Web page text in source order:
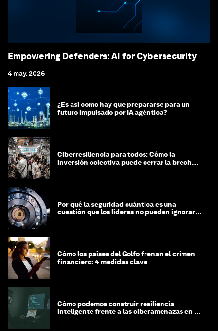
Empowering Defenders: AI for Cybersecurity
4 may. 2026
¿Es así como hay que prepararse para un
futuro impulsado por IA agéntica?
Ciberresiliencia para todos: Cómo la
inversión colectiva puede cerrar la brecha
Por qué la seguridad cuántica es una
cuestión que los líderes no pueden ignorar
Cómo los países del Golfo frenan el crimen
financiero: 4 medidas clave
Cómo podemos construir resiliencia
inteligente frente a las ciberamenazas en la